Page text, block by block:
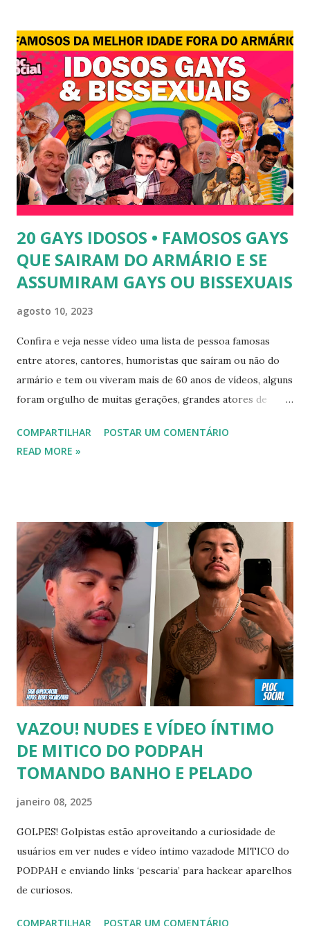
disse, ainda, que realizou a cirurgia em busca de ser feliz, e
não para agradar a um homem. 3) Léo Aquilla - Apresenta o
programa "A Tarde é Sua", na Rede TV, ao lado de Sonia
Abrão. A loira também participou do reality show "A
Fazenda", exibido pela Record TV. 4) Thalita Zampirolli -
Thalita Zampirolli é modelo, atriz e empresária. A loira
alcançou a fama após ser apontada como affair do ex-
jogador Romário. 5) Ariadna Arantes - Ariadna Arantes
ficou nacionalmente conhecida após sua ...
20 GAYS IDOSOS • FAMOSOS GAYS
QUE SAIRAM DO ARMÁRIO E SE
ASSUMIRAM GAYS OU BISSEXUAIS
agosto 10, 2023
Confira e veja nesse vídeo uma lista de pessoa famosas
entre atores, cantores, humoristas que saíram ou não do
armário e tem ou viveram mais de 60 anos de vídeos, alguns
foram orgulho de muitas gerações, grandes atores de
foram gays, bissexuais ou algo mais. 20 GAYS IDOSOS •
FAMOSOS GAYS QUE SAIRAM DO ARMÁRIO E SE
00:04 Abertura do vídeo: 00:15 AVISO 00:18 Não é
recomendado “retirar alguém do armário”, sexualidade e
tempo é algo particular de cada indivíduo, cabendo somente
a ele sair ou não. As pessoas mencionadas nesse vídeo
escolheram ser públicas e antes deste TODAS já tiveram a
sexualidade exposta. MAIORES DE 60 ANOS Tuca Andrada
00:41 Famosos foi flagrado beijando outro homem no
carnaval do Rio Alexandre Frota 00:56 Ator se diz hetero,
mas fez filmes com tr...
COMPARTILHAR
POSTAR UM COMENTÁRIO
READ MORE »
VAZOU! NUDES E VÍDEO ÍNTIMO
DE MITICO DO PODPAH
TOMANDO BANHO E PELADO
janeiro 08, 2025
GOLPES! Golpistas estão aproveitando a curiosidade de
usuários em ver nudes e vídeo íntimo vazadode MITICO do
PODPAH e enviando links ‘pescaria’ para hackear aparelhos
de curiosos.
COMPARTILHAR POSTAR UM COMENTÁRIO